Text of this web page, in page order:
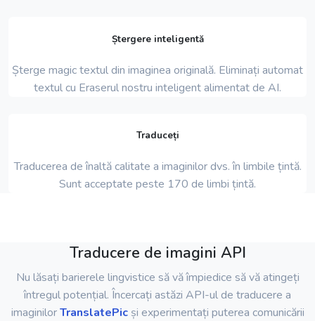
Ștergere inteligentă
Șterge magic textul din imaginea originală. Eliminați automat
textul cu Eraserul nostru inteligent alimentat de AI.
Traduceți
Traducerea de înaltă calitate a imaginilor dvs. în limbile țintă.
Sunt acceptate peste 170 de limbi țintă.
Traducere de imagini API
Nu lăsați barierele lingvistice să vă împiedice să vă atingeți
întregul potențial. Încercați astăzi API-ul de traducere a
imaginilorTranslatePicși experimentați puterea comunicării